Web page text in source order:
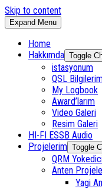
Skip to content
Expand Menu
Home
Hakkımda Toggle
istasyonum
QSL
My Logbook
Award’larım
Video Galeri
Resim Galeri
HI-FI ESSB Audio
Projelerim Toggle
QRM
Anten
Yagi